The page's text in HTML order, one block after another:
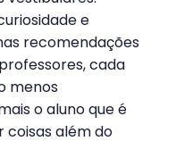
e
recomendações
cada
menos
o aluno que é
coisas além do